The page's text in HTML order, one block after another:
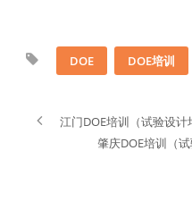
DOE DOE培训
江门DOE培训（试验设
肇庆DOE培训（